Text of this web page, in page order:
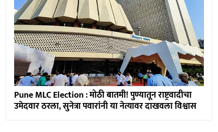
Pune MLC Election : मोठी बातमी! पुण्यातून राष्ट्रवादीचा
उमेदवार ठरला, सुनेत्रा पवारांनी या नेत्यावर दाखवला विश्वास